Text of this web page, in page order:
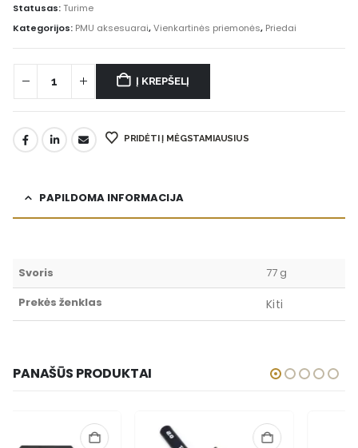
Statusas:Turime
Kategorijos: PMU aksesuarai,Vienkartinės priemonės, Priedai
Į KREPŠELĮ
PRIDĖTI Į MĖGSTAMIAUSIUS
PAPILDOMA INFORMACIJA
Svoris
77 g
Prekės ženklas
Kiti
PANAŠŪS PRODUKTAI